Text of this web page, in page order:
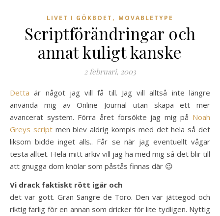
LIVET I GÖKBOET , MOVABLETYPE
Scriptförändringar och
annat kuligt kanske
2 februari, 2003
Detta är något jag vill få till. Jag vill alltså inte längre
använda mig av Online Journal utan skapa ett mer
avancerat system. Förra året försökte jag mig på Noah
Greys scriptmen blev aldrig kompis med det hela så det
liksom bidde inget alls.. Får se när jag eventuellt vågar
testa alltet. Hela mitt arkiv vill jag ha med mig så det blir till
att gnugga dom knölar som påstås finnas där 😉
Vi drack faktiskt rött igår och
det var gott. Gran Sangre de Toro. Den var jättegod och
riktig farlig för en annan som dricker för lite tydligen. Nyttig